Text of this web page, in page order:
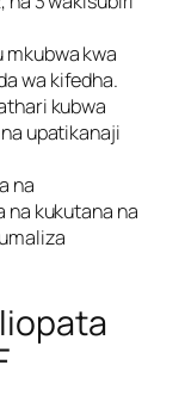
mkubwa kwa
wa kifedha.
kubwa
upatikanaji
na
kukutana na